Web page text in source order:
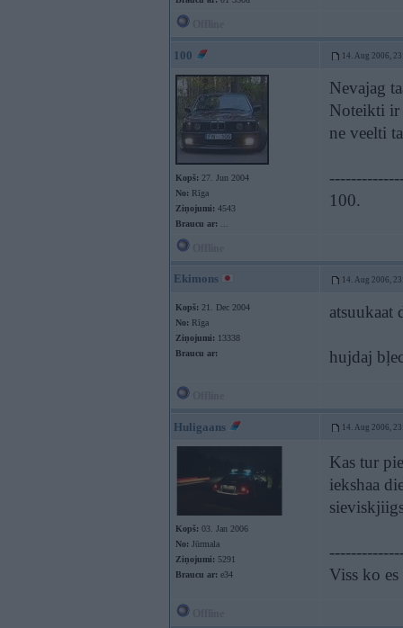
100 14. Aug 2006,
Kopš: 27. Jun 2004
No: Rīga
Ziņojumi: 4543
Braucu ar:
Nevajag
Noteikti ir
ne veelti
100.
Ekimons 14. Aug 2006,
Kopš: 21. Dec 2004
No: Rīga
Ziņojumi: 13338
Braucu ar:
atsuukaat
hujdaj
Huligaans 14. Aug 2006,
Kopš: 03. Jan 2006
No: Jūrmala
Ziņojumi: 5291
Braucu ar: e34
Kas tur
iekshaa
Viss ko